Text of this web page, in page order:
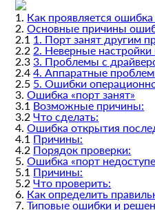
1. Как проявляется ошибка
2.Основные причины
2.1 1. Порт занят другим
2.2 2. Неверные настройки
2.33. Проблемы с
2.44. Аппаратные
2.5 5. Ошибки
3.Ошибка «порт занят»
3.1 Возможные причины:
3.2Что сделать:
4.Ошибка открытия
4.1 Причины:
4.2 Порядок проверки:
5.Ошибка «порт
5.1 Причины:
5.2Что проверить:
6. Как определить
7.Типовые ошибки и